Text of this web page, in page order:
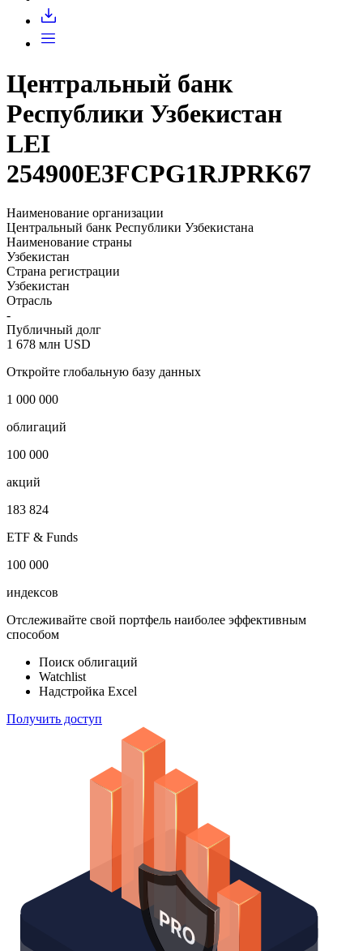
Центральный банк
Республики Узбекистан
254900E3FCPG1RJPRK67
Наименование организации
Центральный банк Республики Узбекистана
Наименование страны
Страна регистрации
Узбекистан
-
1 678 млн USD
Откройте глобальную базу данных
1 000 000
облигаций
100 000
акций
183 824
ETF & Funds
100 000
Отслеживайте свой портфель наиболее эффективным
способом
Поиск облигаций
Надстройка Excel
Получить доступ